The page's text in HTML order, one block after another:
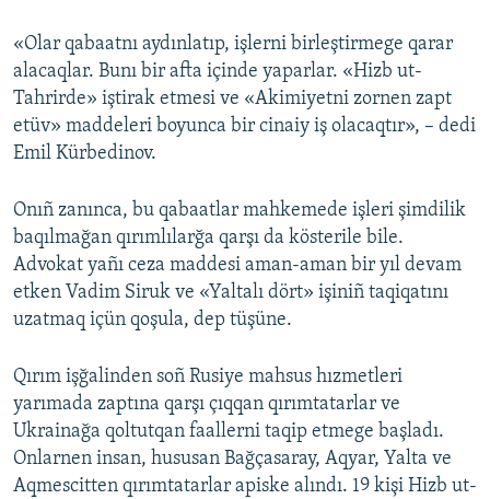
«Olar qabaatnı aydınlatıp, işlerni birleştirmege qarar
alacaqlar. Bunı bir afta içinde yaparlar. «Hizb ut-
Tahrirde» iştirak etmesi ve «Akimiyetni zornen zapt
etüv» maddeleri boyunca bir cinaiy iş olacaqtır», – dedi
Emil Kürbedinov.
Onıñ zanınca, bu qabaatlar mahkemede işleri şimdilik
baqılmağan qırımlılarğa qarşı da kösterile bile.
Advokat yañı ceza maddesi aman-aman bir yıl devam
etken Vadim Siruk ve «Yaltalı dört» işiniñ taqiqatını
uzatmaq içün qoşula, dep tüşüne.
Qırım işğalinden soñ Rusiye mahsus hızmetleri
yarımada zaptına qarşı çıqqan qırımtatarlar ve
Ukrainağa qoltutqan faallerni taqip etmege başladı.
Onlarnen insan, hususan Bağçasaray, Aqyar, Yalta ve
Aqmescitten qırımtatarlar apiske alındı. 19 kişi Hizb ut-